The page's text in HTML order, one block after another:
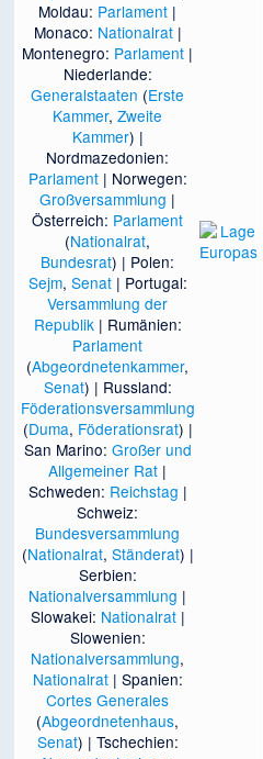
Moldau: Parlament |
Monaco: Nationalrat|
Montenegro: Parlament |
Niederlande:
Generalstaaten (Erste
Kammer,Zweite
Kammer) |
Nordmazedonien:
Parlament| Norwegen:
Großversammlung |
Österreich: Parlament
(Nationalrat,
Bundesrat) | Polen:
Sejm, Senat| Portugal:
Versammlung der
Republik| Rumänien:
Parlament
(Abgeordnetenkammer,
Senat) | Russland:
Föderationsversammlung
(Duma, Föderationsrat) |
San Marino: Großer und
Allgemeiner Rat |
Schweden: Reichstag |
Schweiz:
Bundesversammlung
(Nationalrat, Ständerat) |
Serbien:
Nationalversammlung |
Slowakei: Nationalrat|
Slowenien:
Nationalversammlung,
Nationalrat| Spanien:
Cortes Generales
(Abgeordnetenhaus,
Senat) | Tschechien: